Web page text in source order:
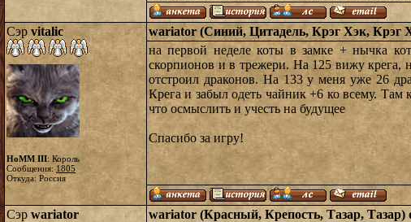
Сэр vitalic
HoMM III: Король
Сообщения: 1805
Откуда: Россия
wariator (Синий, Цитадель, Крэг Хэк, Крэг
на первой неделе коты в замке + нычка
скорпионов и в трежери. На 125 вижу крега,
отстроил драконов. На 133 у меня уже 26
Крега и забыл одеть чайник +6 ко всему. Там
что осмыслить и учесть на будущее
Спасибо за игру!
Сэр wariator wariator (Красный, Крепость, Тазар,